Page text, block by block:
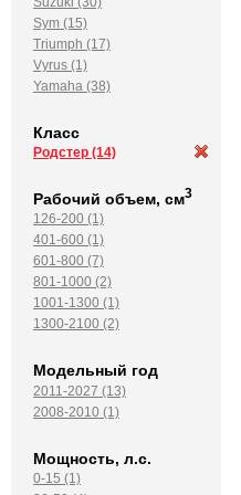
Sym (15)
Triumph (17)
Vyrus (1)
Yamaha (38)
Класс
Родстер (14)
Рабочий объем, см3
126-200 (1)
401-600 (1)
601-800 (7)
801-1000 (2)
1001-1300 (1)
1300-2100 (2)
Модельный год
2011-2027 (13)
2008-2010 (1)
Мощность, л.с.
0-15 (1)